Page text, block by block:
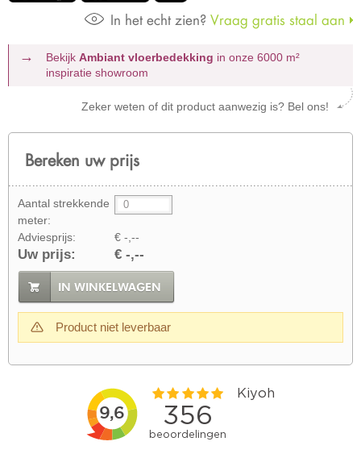
In het echt zien? Vraag gratis staal aan
Bekijk Ambiant vloerbedekking in onze 6000 m²
inspiratie showroom
Zeker weten of dit product aanwezig is? Bel ons!
Bereken uw prijs
Aantal strekkende
meter:
Adviesprijs:
€ -,--
Uw prijs: € -,--
IN WINKELWAGEN
Product niet leverbaar